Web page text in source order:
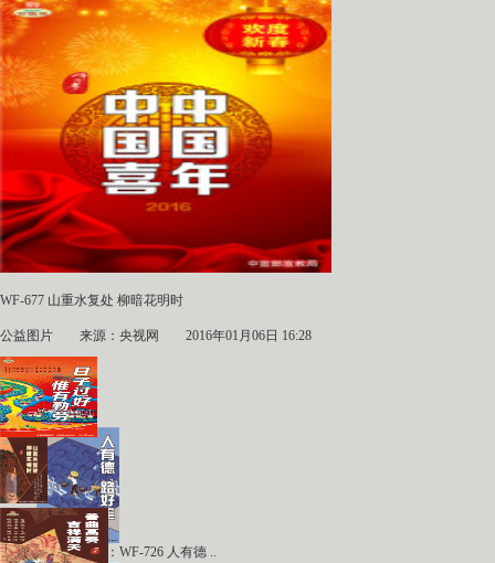
图说我们的价值观：WF-726 人有德 ..
WF-677 山重水复处 柳暗花明时
公益图片 来源：央视网 2016年01月06日 16:28